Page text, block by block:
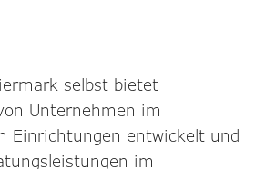
selbst bietet
Unternehmen im
Einrichtungen entwickelt und
im